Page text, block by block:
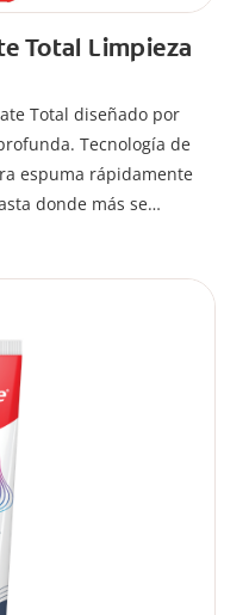
Total Limpieza
Total diseñado por
Tecnología de
espuma rápidamente
donde más se